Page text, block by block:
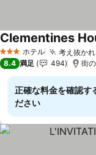
3 ホテルのランク
ホテル 考え抜か
Clementines
8.4 満足 494 街
正確な料金を確認す
ださい